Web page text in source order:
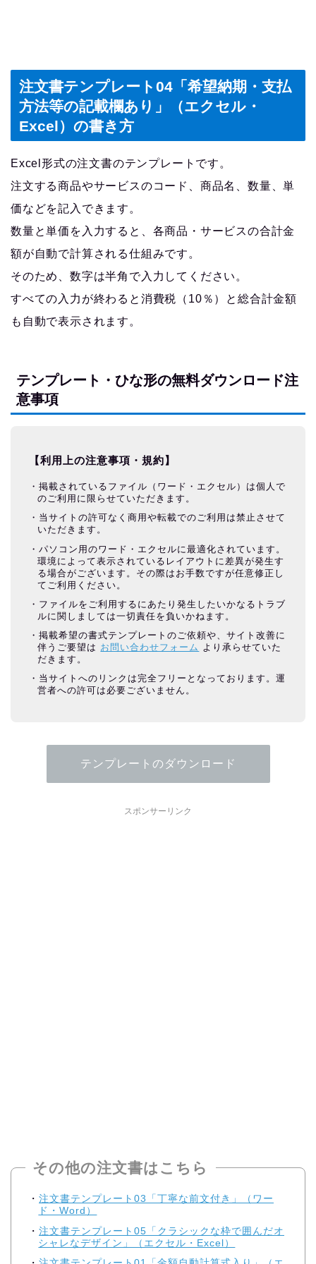
注文書テンプレート04「希望納期・支払
方法等の記載欄あり」（エクセル・
Excel）の書き方
Excel形式の注文書のテンプレートです。
注文する商品やサービスのコード、商品名、数量、単
価などを記入できます。
数量と単価を入力すると、各商品・サービスの合計金
額が自動で計算される仕組みです。
そのため、数字は半角で入力してください。
すべての入力が終わると消費税（10％）と総合計金額
も自動で表示されます。
テンプレート・ひな形の無料ダウンロード注
意事項
【利用上の注意事項・規約】
掲載されているファイル（ワード・エクセル）は個人で
のご利用に限らせていただきます。
当サイトの許可なく商用や転載でのご利用は禁止させて
いただきます。
パソコン用のワード・エクセルに最適化されています。
環境によって表示されているレイアウトに差異が発生す
る場合がございます。その際はお手数ですが任意修正し
てご利用ください。
ファイルをご利用するにあたり発生したいかなるトラブ
ルに関しましては一切責任を負いかねます。
掲載希望の書式テンプレートのご依頼や、サイト改善に
伴うご要望は お問い合わせフォーム より承らせていた
だきます。
当サイトへのリンクは完全フリーとなっております。運
営者への許可は必要ございません。
テンプレートのダウンロード
スポンサーリンク
その他の注文書はこちら
注文書テンプレート03「丁寧な前文付き」（ワー
ド・Word）
注文書テンプレート05「クラシックな枠で囲んだオ
シャレなデザイン」（エクセル・Excel）